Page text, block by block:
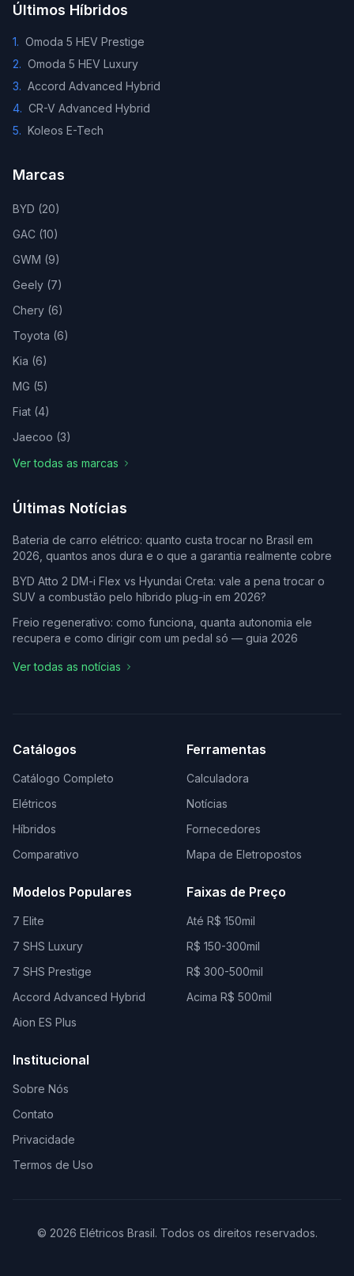
Últimos Híbridos
1. Omoda 5 HEV Prestige
2. Omoda 5 HEV Luxury
3. Accord Advanced Hybrid
4. CR-V Advanced Hybrid
5. Koleos E-Tech
Marcas
BYD (20)
GAC (10)
GWM (9)
Geely (7)
Chery (6)
Toyota (6)
Kia (6)
MG (5)
Fiat (4)
Jaecoo (3)
Ver todas as marcas
Últimas Notícias
Bateria de carro elétrico: quanto custa trocar no Brasil em
2026, quantos anos dura e o que a garantia realmente cobre
BYD Atto 2 DM-i Flex vs Hyundai Creta: vale a pena trocar o
SUV a combustão pelo híbrido plug-in em 2026?
Freio regenerativo: como funciona, quanta autonomia ele
recupera e como dirigir com um pedal só — guia 2026
Ver todas as notícias
Catálogos
Catálogo Completo
Elétricos
Híbridos
Comparativo
Ferramentas
Calculadora
Notícias
Fornecedores
Mapa de Eletropostos
Modelos Populares
7 Elite
7 SHS Luxury
7 SHS Prestige
Accord Advanced Hybrid
Aion ES Plus
Faixas de Preço
Até R$ 150mil
R$ 150-300mil
R$ 300-500mil
Acima R$ 500mil
Institucional
Sobre Nós
Contato
Privacidade
Termos de Uso
© 2026 Elétricos Brasil. Todos os direitos reservados.